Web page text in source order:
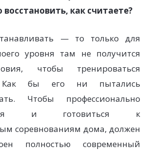
как считаете?
— то только для
уровня там не получится
чтобы тренироваться
Как бы его ни пытались
Чтобы профессионально
и готовиться к
соревнованиям дома, должен
полностью современный